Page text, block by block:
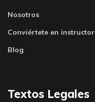
Nosotros
Conviértete en instructor
Blog
Textos Legales